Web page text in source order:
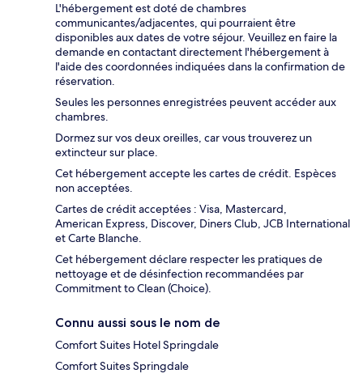
L'hébergement est doté de chambres
communicantes/adjacentes, qui pourraient être
disponibles aux dates de votre séjour. Veuillez en faire la
demande en contactant directement l'hébergement à
l'aide des coordonnées indiquées dans la confirmation de
réservation.
Seules les personnes enregistrées peuvent accéder aux
chambres.
Dormez sur vos deux oreilles, car vous trouverez un
extincteur sur place.
Cet hébergement accepte les cartes de crédit. Espèces
non acceptées.
Cartes de crédit acceptées : Visa, Mastercard,
American Express, Discover, Diners Club, JCB International
et Carte Blanche.
Cet hébergement déclare respecter les pratiques de
nettoyage et de désinfection recommandées par
Commitment to Clean (Choice).
Connu aussi sous le nom de
Comfort Suites Hotel Springdale
Comfort Suites Springdale